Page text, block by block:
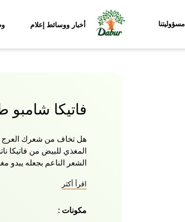
مسؤوليتنا أخبار ووسائط إعلام
فاتيكا
هل تخاف من شعرك العرج
المغذي للبيض من فاتيكا
الشعر الناعم بجعله يبدو
خصلات شعرك من الجذور
والمجهدة وتقويتها بعلاج
اقرأ أكثر
مكونات :